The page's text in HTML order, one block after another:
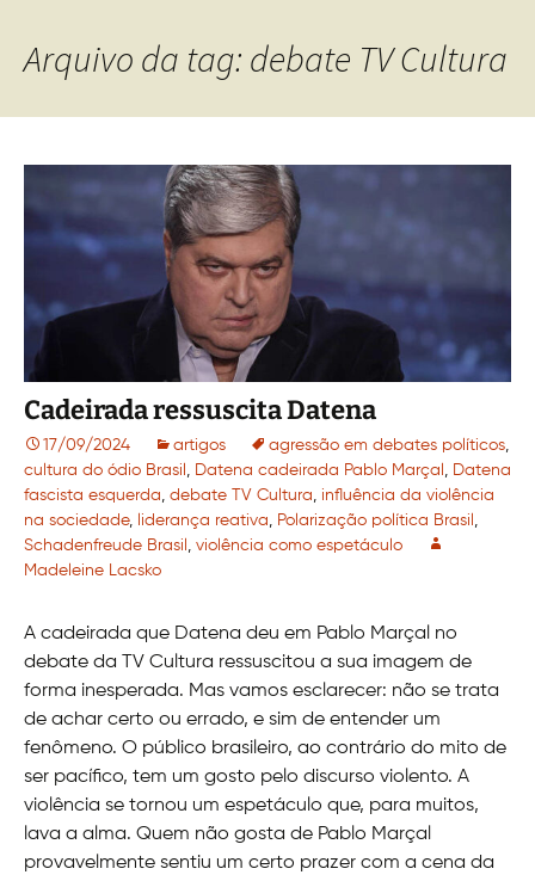
Arquivo da tag: debate TV Cultura
Cadeirada ressuscita Datena
17/09/2024 artigos agressão em debates políticos,
cultura do ódio Brasil , Datena cadeirada Pablo Marçal , Datena
fascista esquerda, debate TV Cultura, influência da violência
na sociedade, liderança reativa, Polarização política Brasil ,
Schadenfreude Brasil , violência como espetáculo
Madeleine Lacsko
A cadeirada que Datena deu em Pablo Marçal no
debate da TV Cultura ressuscitou a sua imagem de
forma inesperada. Mas vamos esclarecer: não se trata
de achar certo ou errado, e sim de entender um
fenômeno. O público brasileiro, ao contrário do mito de
ser pacífico, tem um gosto pelo discurso violento. A
violência se tornou um espetáculo que, para muitos,
lava a alma. Quem não gosta de Pablo Marçal
provavelmente sentiu um certo prazer com a cena da